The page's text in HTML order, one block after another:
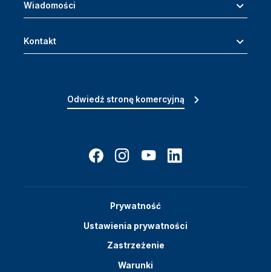
Wiadomości
Kontakt
Odwiedź stronę komercyjną
Prywatność
Ustawienia prywatności
Zastrzeżenie
Warunki